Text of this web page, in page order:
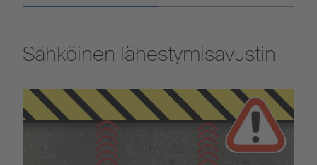
Sähköinen lähestymisavustin